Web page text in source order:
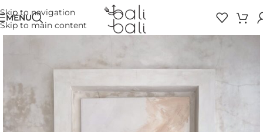
Skip to navigation
Skip to main content
MENU